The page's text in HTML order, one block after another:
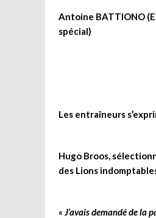
Antoine BATTIONO
spécial)
Les entraîneurs
Hugo Broos,
des Lions
« J’avais demandé de la